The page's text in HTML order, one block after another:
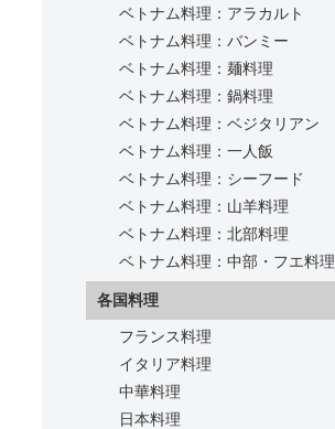
ベトナム料理：アラカルト
ベトナム料理：バンミー
ベトナム料理：麺料理
ベトナム料理：鍋料理
ベトナム料理：ベジタリアン
ベトナム料理：一人飯
ベトナム料理：シーフード
ベトナム料理：山羊料理
ベトナム料理：北部料理
ベトナム料理：中部・フエ料理
各国料理
フランス料理
イタリア料理
中華料理
日本料理